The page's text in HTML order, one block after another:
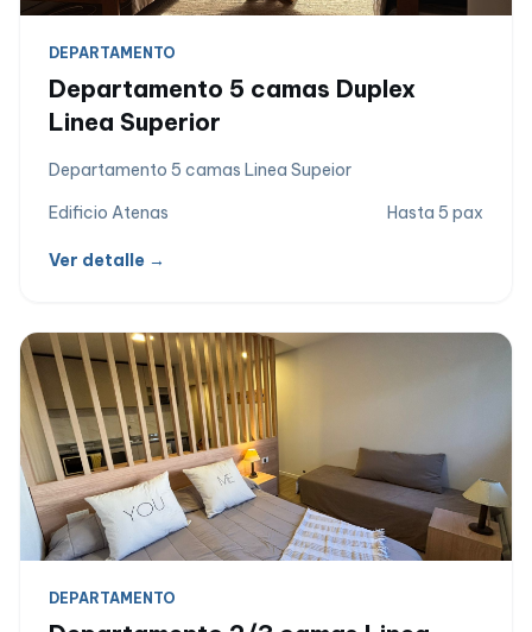
DEPARTAMENTO
Departamento 5 camas Duplex
Linea Superior
Departamento 5 camas Linea Supeior
Edificio Atenas
Hasta 5 pax
Ver detalle →
DEPARTAMENTO